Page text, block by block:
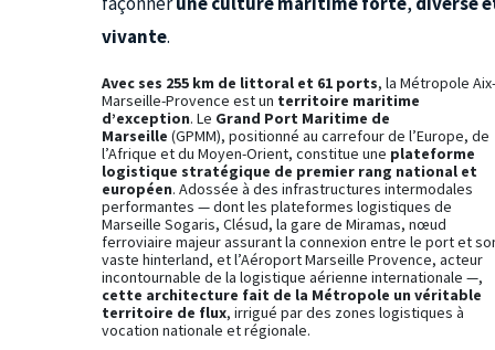
vivante.
Avec ses 255 km de littoral et 61 ports, la Métropole Aix-
Marseille-Provence est un territoire maritime
d’exception. Le Grand Port Maritime de
Marseille (GPMM), positionné au carrefour de l’Europe, de
l’Afrique et du Moyen-Orient, constitue une plateforme
logistique stratégique de premier rang national et
européen. Adossée à des infrastructures intermodales
performantes — dont les plateformes logistiques de
Marseille Sogaris, Clésud, la gare de Miramas, nœud
ferroviaire majeur assurant la connexion entre le port et
vaste hinterland, et l’Aéroport Marseille Provence, acteur
incontournable de la logistique aérienne internationale —,
cette architecture fait de la Métropole un véritable
territoire de flux, irrigué par des zones logistiques à
vocation nationale et régionale.